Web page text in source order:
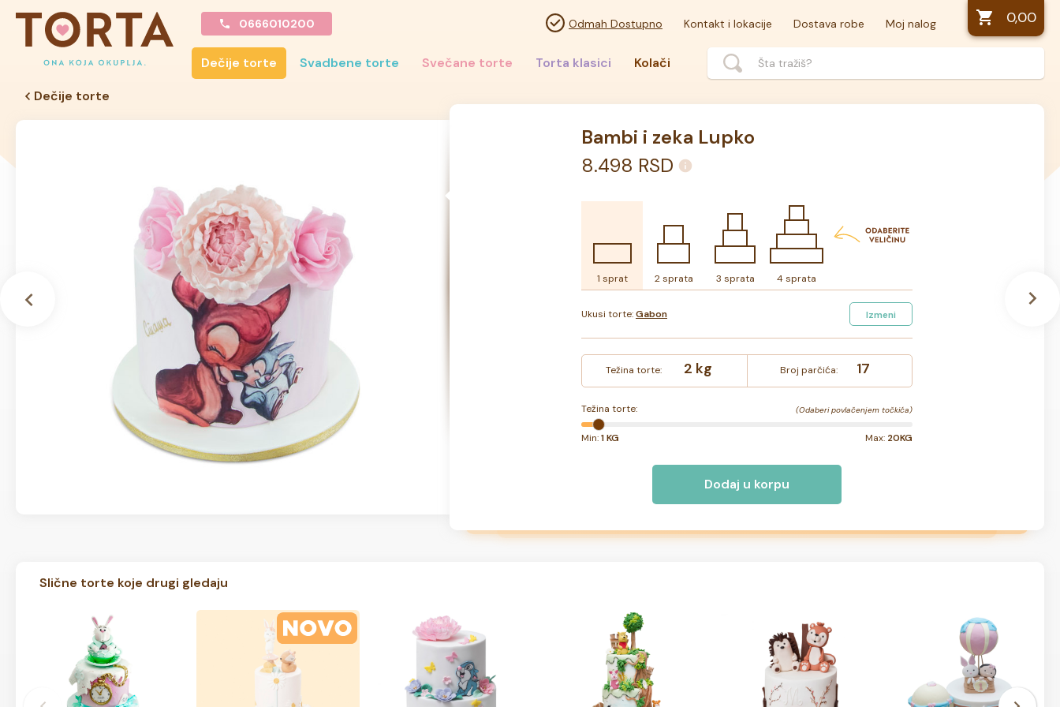
0666010200 Odmah Dostupno Kontakt i lokacije Dostava robe Moj nalog 0,00
Dečije torte Svadbene torte Svečane torte Torta klasici
Kolači
Dečije torte
Bambi i zeka Lupko
8.498 RSD
1 sprat 2 sprata 3 sprata 4 sprata
Ukusi torte:Gabon Izmeni
Težina torte: 2 kg Broj parčića: 17
Težina torte: (Odaberi povlačenjem točkića)
Min:1 KG Max: 20KG
Dodaj u korpu
Slične torte koje drugi gledaju